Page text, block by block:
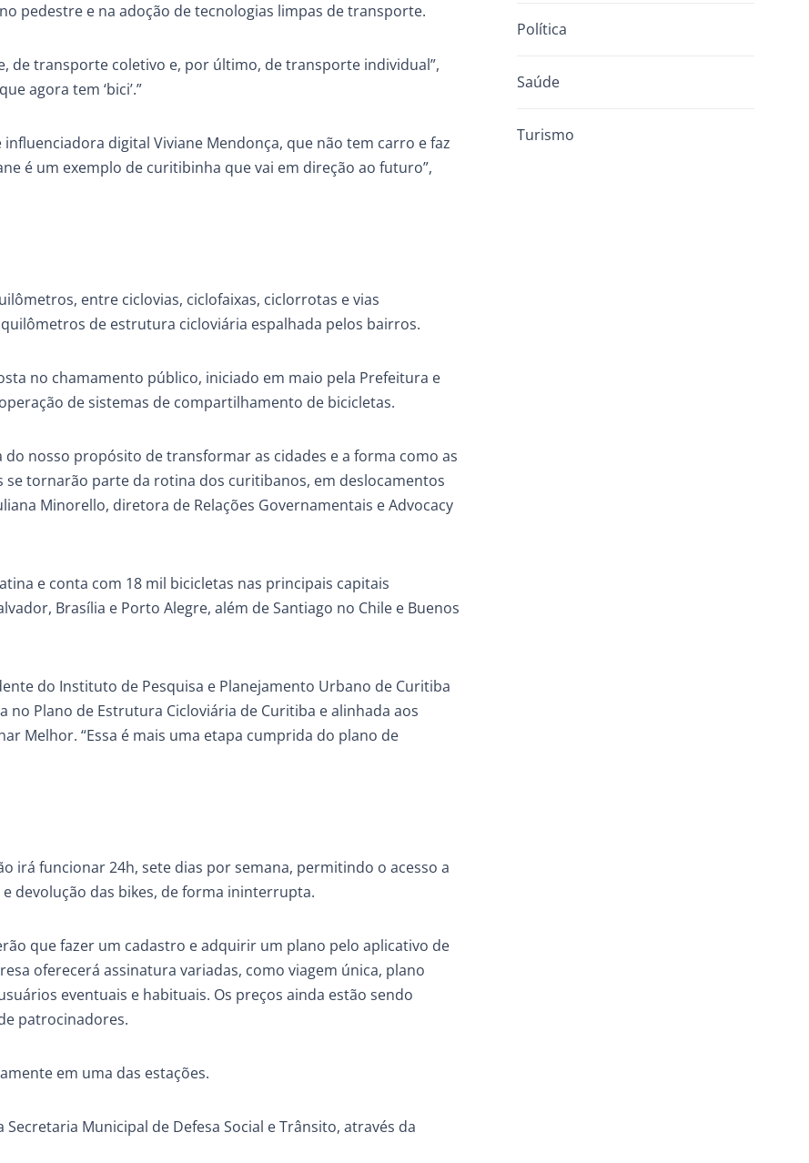
pedestre e na adoção de tecnologias limpas de transporte.
de transporte coletivo e, por último, de transporte individual”,
agora tem ‘bici’.”
digital Viviane Mendonça, que não tem carro e faz
é um exemplo de curitibinha que vai em direção ao futuro”,
entre ciclovias, ciclofaixas, ciclorrotas e vias
de estrutura cicloviária espalhada pelos bairros.
no chamamento público, iniciado em maio pela Prefeitura e
de sistemas de compartilhamento de bicicletas.
nosso propósito de transformar as cidades e a forma como as
se tornarão parte da rotina dos curitibanos, em deslocamentos
Minorello, diretora de Relações Governamentais e Advocacy
e conta com 18 mil bicicletas nas principais capitais
Brasília e Porto Alegre, além de Santiago no Chile e Buenos
do Instituto de Pesquisa e Planejamento Urbano de Curitiba
no Plano de Estrutura Cicloviária de Curitiba e alinhada aos
Melhor. “Essa é mais uma etapa cumprida do plano de
irá funcionar 24h, sete dias por semana, permitindo o acesso a
devolução das bikes, de forma ininterrupta.
que fazer um cadastro e adquirir um plano pelo aplicativo de
oferecerá assinatura variadas, como viagem única, plano
eventuais e habituais. Os preços ainda estão sendo
patrocinadores.
em uma das estações.
Municipal de Defesa Social e Trânsito, através da
Política
Saúde
Turismo